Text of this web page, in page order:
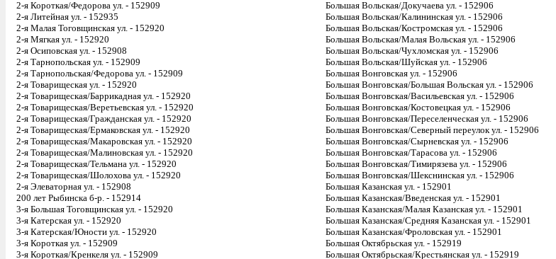
2-я Короткая/Федорова ул. - 152909
2-я Литейная ул. - 152935
2-я Малая Тоговщинская ул. - 152920
2-я Мягкая ул. - 152920
2-я Осиповская ул. - 152908
2-я Тарнопольская ул. - 152909
2-я Тарнопольская/Федорова ул. - 152909
2-я Товарищеская ул. - 152920
2-я Товарищеская/Баррикадная ул. - 152920
2-я Товарищеская/Веретьевская ул. - 152920
2-я Товарищеская/Гражданская ул. - 152920
2-я Товарищеская/Ермаковская ул. - 152920
2-я Товарищеская/Макаровская ул. - 152920
2-я Товарищеская/Малиновская ул. - 152920
2-я Товарищеская/Тельмана ул. - 152920
2-я Товарищеская/Шолохова ул. - 152920
2-я Элеваторная ул. - 152908
200 лет Рыбинска б-р. - 152914
3-я Большая Тоговщинская ул. - 152920
3-я Катерская ул. - 152920
3-я Катерская/Юности ул. - 152920
3-я Короткая ул. - 152909
3-я Короткая/Кренкеля ул. - 152909
Большая Вольская/Докучаева ул. - 152906
Большая Вольская/Калининская ул. - 152906
Большая Вольская/Костромская ул. - 152906
Большая Вольская/Малая Вольская ул. - 152906
Большая Вольская/Чухломская ул. - 152906
Большая Вольская/Шуйская ул. - 152906
Большая Вонговская ул. - 152906
Большая Вонговская/Большая Вольская ул. - 152906
Большая Вонговская/Васильевская ул. - 152906
Большая Вонговская/Костовецкая ул. - 152906
Большая Вонговская/Переселенческая ул. - 152906
Большая Вонговская/Северный переулок ул. - 152906
Большая Вонговская/Сырневская ул. - 152906
Большая Вонговская/Тарасова ул. - 152906
Большая Вонговская/Тимирязева ул. - 152906
Большая Вонговская/Шекснинская ул. - 152906
Большая Казанская ул. - 152901
Большая Казанская/Введенская ул. - 152901
Большая Казанская/Малая Казанская ул. - 152901
Большая Казанская/Средняя Казанская ул. - 152901
Большая Казанская/Фроловская ул. - 152901
Большая Октябрьская ул. - 152919
Большая Октябрьская/Крестьянская ул. - 152919